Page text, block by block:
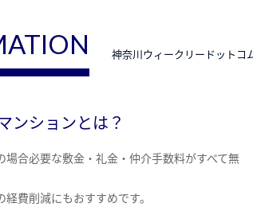
神奈川ウィークリードットコ
ンションとは？
場合必要な敷金・礼金・仲介手数料がすべて無
費削減にもおすすめです。